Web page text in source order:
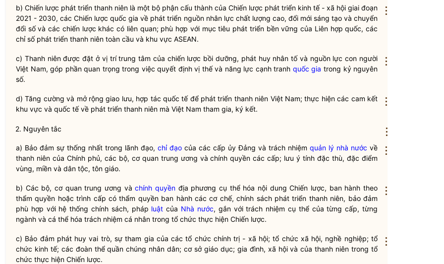
b) Chiến lược phát triển thanh niên là một bộ phận cấu thành của Chiến lược phát triển kinh tế - xã hội giai đoạn
2021 - 2030, các Chiến lượcquốc gia về phát triển nguồn nhân lực chất lượng cao, đổi mới sáng tạo và chuyển
đổi số và các chiến lược khác có liên quan; phù hợp với mục tiêu phát triển bền vững của Liênhợp quốc, các
chỉ số phát triển thanh niên toàn cầu và khu vực ASEAN.
c) Thanh niênđược đặt ở vị trí trung tâm của chiến lược bồi dưỡng, phát huy nhân tố và nguồn lực con người
Việt Nam, góp phần quan trọng trong việcquyết định vị thế và năng lực cạnhtranh quốc gia trong kỷ nguyên
số.
d) Tăng cường và mở rộng giao lưu, hợp tác quốc tế để phát triển thanh niên Việt Nam; thực hiện các cam kết
khu vực và quốc tế về phát triển thanh niên mà Việt Nam tham gia, ký kết.
2. Nguyên tắc
a) Bảo đảm sự thống nhất trong lãnh đạo, chỉ đạo của các cấp ủy Đảng và trách nhiệm quản lý nhà nước về
thanh niêncủa Chính phủ, các bộ, cơ quan trung ương vàchính quyền các cấp; lưu ý tính đặc thù, đặc điểm
vùng, miền và dân tộc, tôn giáo.
b) Các bộ, cơ quan trung ương vàchính quyền địa phương cụ thể hóa nội dung Chiến lược, ban hành theo
thẩm quyền hoặc trình cấp có thẩm quyền ban hành các cơ chế, chính sách phát triển thanh niên, bảo đảm
phù hợp với hệ thống chính sách, pháp luật của Nhà nước, gắn với trách nhiệm cụ thể của từng cấp,từng
ngành và cá thể hóa trách nhiệm cá nhân trong tổ chức thực hiện Chiến lược.
c) Bảo đảm phát huy vai trò, sự tham gia của các tổ chức chính trị - xã hội; tổ chức xã hội, nghề nghiệp; tổ
chức kinh tế; các đoàn thể quần chúng nhân dân; cơ sở giáo dục; gia đình, xã hội và củathanh niên trong tổ
chức thực hiện Chiến lược.
⋮
⋮
⋮
⋮
⋮
⋮
⋮